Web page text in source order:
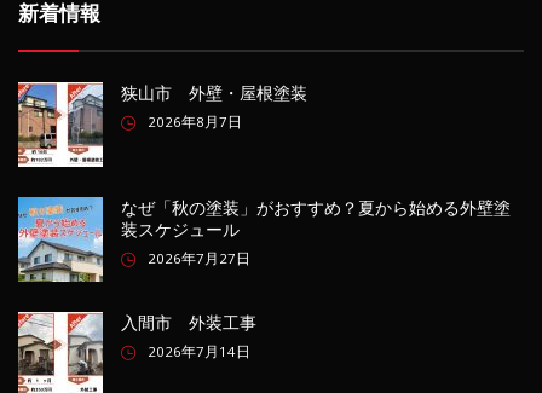
新着情報
狭山市 外壁・屋根塗装
2026年8月7日
なぜ「秋の塗装」がおすすめ？夏から始める外壁塗
装スケジュール
2026年7月27日
入間市 外装工事
2026年7月14日